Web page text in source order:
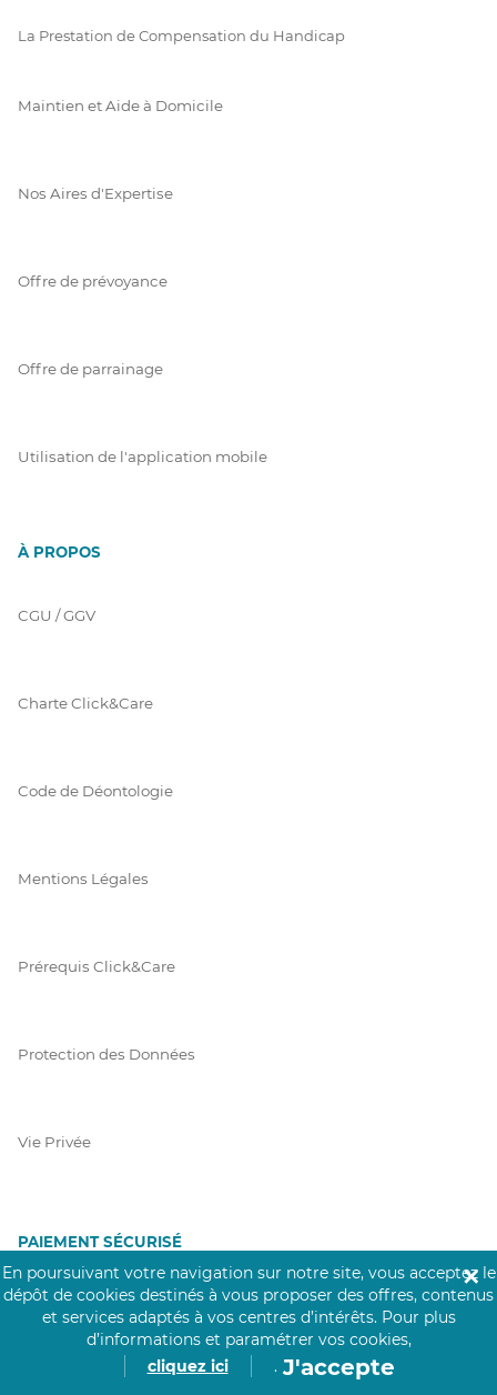
La Prestation de Compensation du Handicap
Maintien et Aide à Domicile
Nos Aires d'Expertise
Offre de prévoyance
Offre de parrainage
Utilisation de l'application mobile
À PROPOS
CGU / GGV
Charte Click&Care
Code de Déontologie
Mentions Légales
Prérequis Click&Care
Protection des Données
Vie Privée
PAIEMENT SÉCURISÉ
La collecte de vos informations de carte bancaire est cryptée
et assurée par Mangopay, société dûment agréée auprès de la
Banque de France.
En poursuivant votre navigation sur notre site, vous acceptez le
dépôt de cookies destinés à vous proposer des offres, contenus
et services adaptés à vos centres d’intérêts. Pour plus
d’informations et paramétrer vos cookies,
cliquez ici
. J'accepte
✕